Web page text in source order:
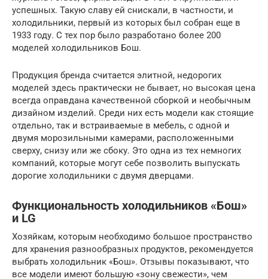
успешных. Такую славу ей снискали, в частности, и
холодильники, первый из которых был собран еще в
1933 году. С тех пор было разработано более 200
моделей холодильников Бош.
Продукция бренда считается элитной, недорогих
моделей здесь практически не бывает, но высокая цена
всегда оправдана качественной сборкой и необычным
дизайном изделий. Среди них есть модели как стоящие
отдельно, так и встраиваемые в мебель, с одной и
двумя морозильными камерами, расположенными
сверху, снизу или же сбоку. Это одна из тех немногих
компаний, которые могут себе позволить выпускать
дорогие холодильники с двумя дверцами.
Функциональность холодильников «Бош»
и LG
Хозяйкам, которым необходимо большое пространство
для хранения разнообразных продуктов, рекомендуется
выбрать холодильник «Бош». Отзывы показывают, что
все модели имеют большую «зону свежести», чем